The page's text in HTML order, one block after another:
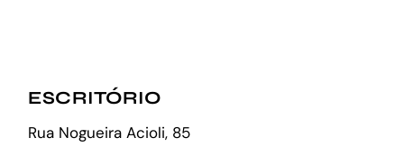
ESCRITÓRIO
Rua Nogueira Acioli, 85